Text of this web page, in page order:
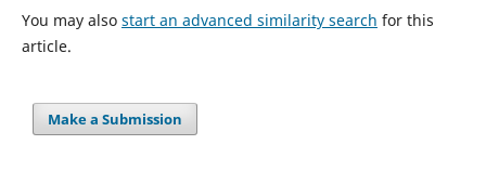
You may also start an advanced similarity search for this
article.
Make a Submission